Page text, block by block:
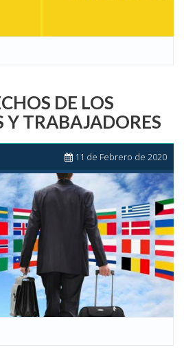
DE LOS
TRABAJADORES
11 de Febrero de 2020